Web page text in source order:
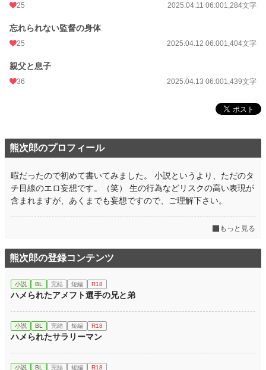
25 2025.04.11 06:001,284文字
忘れられない監督の身体
25 2025.04.12 06:001,404文字
親父と息子
36 2025.04.13 06:001,439文字
熊次郎のプロフィール
暇だったので初めて書いてみました。 小説というより、ただのタ
チ目線のエロ妄想です。（笑） 生の行為などリスクの高い表現が
含まれますが、あくまでも妄想ですので、ご理解下さい。
もっと見る
熊次郎の登録コンテンツ
小説 BL 完結 短編 R18
ハメられたアメフト選手の兄と弟
小説 BL 完結 短編 R18
ハメられたサラリーマン
小説 BL 完結 短編 R18